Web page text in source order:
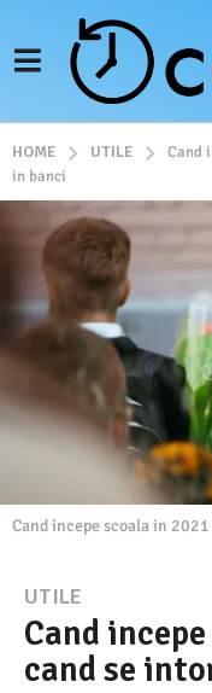
HOME UTILE
Cand
in banci
Cand incepe scoala in 2021
2
3
.
UTILE
Cand
cand se